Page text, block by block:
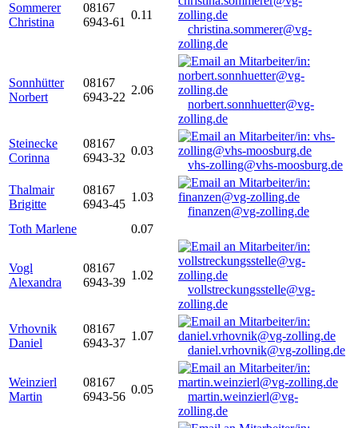
Sommerer
Christina
08167
6943-61
0.11
christina.sommerer@vg-
zolling.de
Sonnhütter
Norbert
08167
6943-22
2.06
norbert.sonnhuetter@vg-
zolling.de
Steinecke
Corinna
08167
6943-32
0.03
vhs-zolling@vhs-moosburg.de
Thalmair
Brigitte
08167
6943-45
1.03
finanzen@vg-zolling.de
Toth Marlene
0.07
Vogl
Alexandra
08167
6943-39
1.02
vollstreckungsstelle@vg-
zolling.de
Vrhovnik
Daniel
08167
6943-37
1.07
daniel.vrhovnik@vg-zolling.de
Weinzierl
Martin
08167
6943-56
0.05
martin.weinzierl@vg-
zolling.de